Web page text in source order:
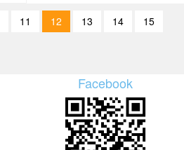
11 12 13 14
15
Facebook